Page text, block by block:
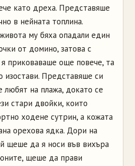
като дреха. Представяше
в нейната топлина.
му бяха опадали един
от домино, затова с
приковаваше още повече, та
изостави. Представяше си
любят на плажа, докато се
стари двойки, които
ходене сутрин, а кожата
орехова ядка. Дори на
щеше да я носи във вихъра
щеше да прави